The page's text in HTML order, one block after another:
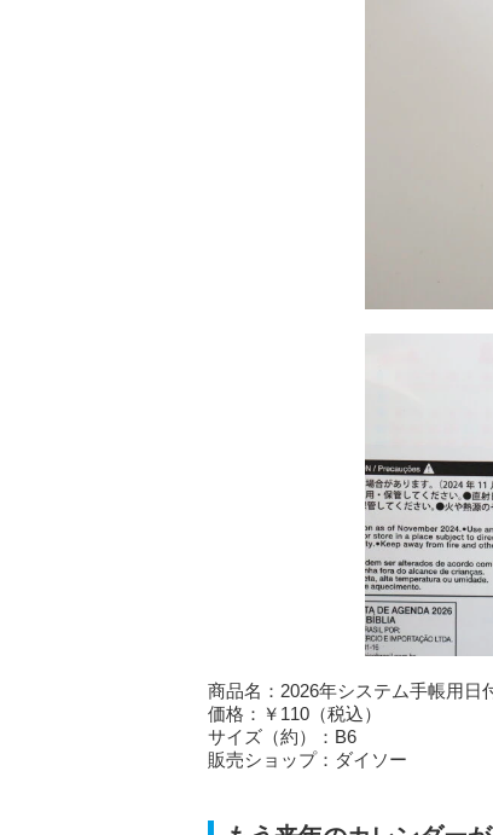
商品名：2026年システム手帳用日
価格：￥110（税込）
サイズ（約）：B6
販売ショップ：ダイソー